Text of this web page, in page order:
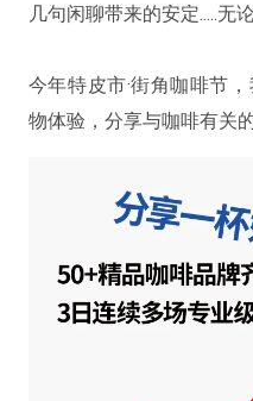
几句闲聊带来的安定.....无
今年特皮市·街角咖啡节
物体验，分享与咖啡有关的